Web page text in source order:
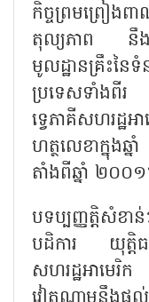
កិច្ចព្រមព្រៀងព
តុល្យភាព នឹង
មូលដ្ឋានគ្រឹះនៃទំ
ប្រទេសទាំងពីរ
ទ្វេភាគីសហរដ្
ហត្ថលេខាក្នុងឆ្
តាំងពីឆ្នាំ ២០០
បទប្បញ្ញត្តិសំខា
បដិការ យុត្តិ
សហរដ្ឋអាមេ